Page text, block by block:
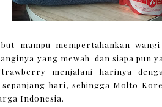
mampu mempertahankan
yang mewah dan siapa pun
menjalani harinya
sepanjang hari, sehingga Molto
Indonesia.